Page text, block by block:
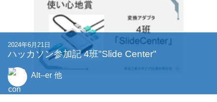
2024年6月21日
ハッカソン参加記 4班"Slide Center"
Alt--er 他